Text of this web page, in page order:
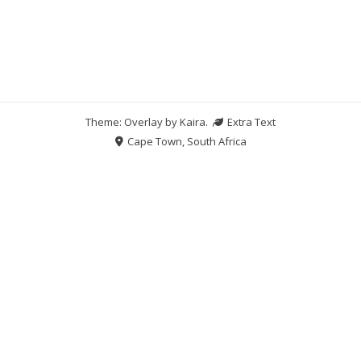
Theme: Overlay byKaira.
Extra Text
Cape Town, South Africa